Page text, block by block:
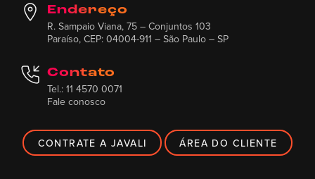
Endereço
R. Sampaio Viana, 75 – Conjuntos 103
Paraíso, CEP: 04004-911 – São Paulo – SP
Contato
Tel.: 11 4570 0071
Fale conosco
CONTRATE A JAVALI ÁREA DO CLIENTE